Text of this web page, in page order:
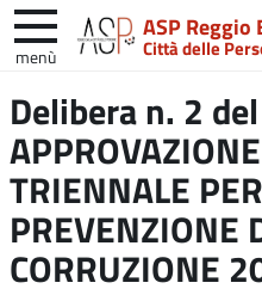
ASP Reggio
Città delle
menù
nel
sito
Delibera n. 2
TRIENNALE
PREVENZIONE
CORRUZIONE